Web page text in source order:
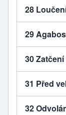
28
29
30
31 Před
32